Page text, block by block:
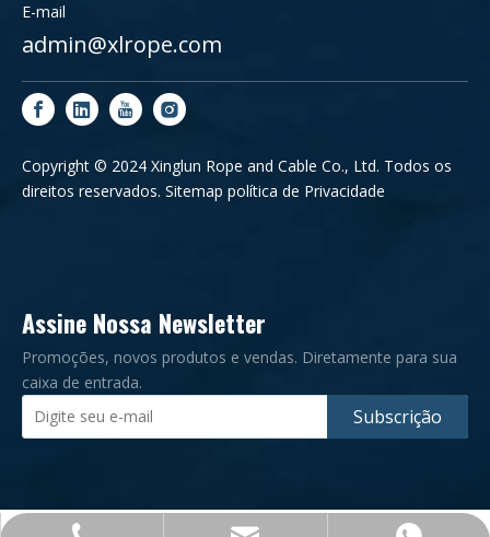
E-mail
admin@xlrope.com
Copyright © 2024 Xinglun Rope and Cable Co., Ltd. Todos os
direitos reservados. Sitemap política de Privacidade
Assine Nossa Newsletter
Promoções, novos produtos e vendas. Diretamente para sua
caixa de entrada.
Subscrição